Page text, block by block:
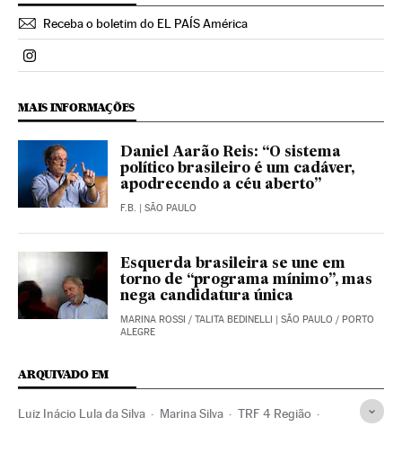
Receba o boletim do EL PAÍS América
Politica El País Brasil en Instagram
MAIS INFORMAÇÕES
Daniel Aarão Reis: “O sistema
político brasileiro é um cadáver,
apodrecendo a céu aberto”
F.B. | SÃO PAULO
Esquerda brasileira se une em
torno de “programa mínimo”, mas
nega candidatura única
MARINA ROSSI / TALITA BEDINELLI
| SÃO PAULO / PORTO
ALEGRE
ARQUIVADO EM
Luiz Inácio Lula da Silva Marina Silva TRF 4 Região